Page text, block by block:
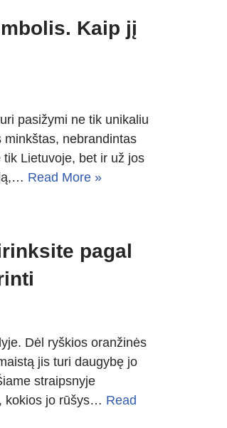
Kaip jį
pasižymi ne tik unikaliu
nebrandintas
Lietuvoje, bet ir už jos
Read More »
pagal
Dėl ryškios oranžinės
jis turi daugybę jo
straipsnyje
kokios jo rūšys… Read